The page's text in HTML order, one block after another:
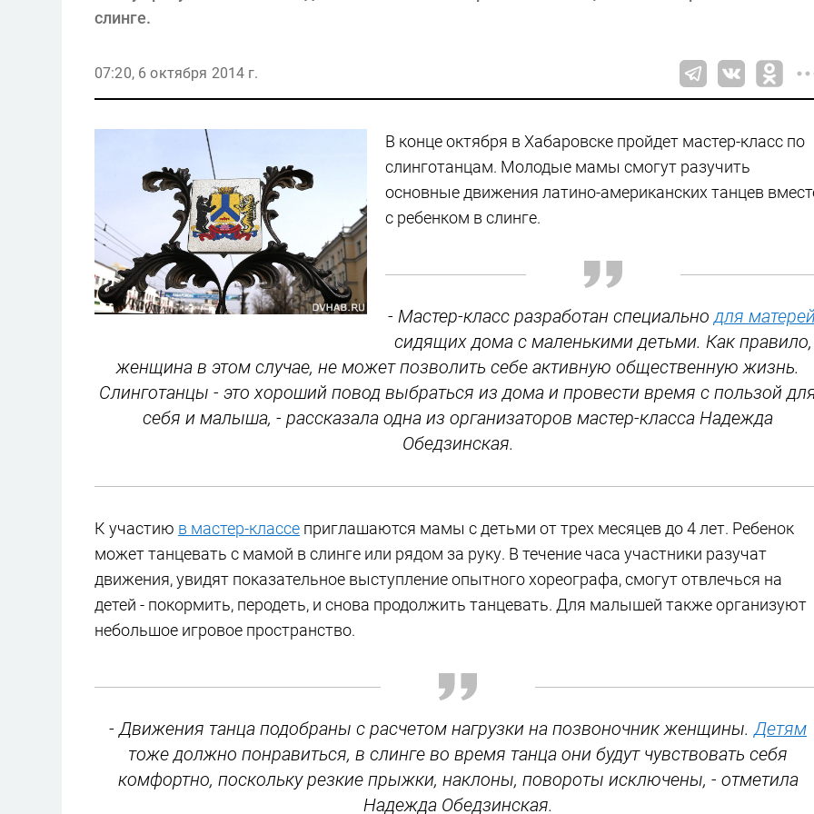
слинге.
07:20, 6 октября 2014 г.
В конце октября в Хабаровске пройдет мастер-класс по
слинготанцам. Молодые мамы смогут разучить
основные движения латино-американских танцев
с ребенком в слинге.
- Мастер-класс разработан специальнодля
сидящих дома с маленькими детьми. Как правило,
женщина в этом случае, не может позволить себе активную общественную жизнь.
Слинготанцы - это хороший повод выбраться из дома и провести время с пользой
себя и малыша, - рассказала одна из организаторов мастер-класса Надежда
Обедзинская.
К участию в мастер-классе приглашаются мамы с детьми от трех месяцев до 4 лет. Ребенок
может танцевать с мамой в слинге или рядом за руку. В течение часа участники разучат
движения, увидят показательное выступление опытного хореографа, смогут отвлечься на
детей - покормить, перодеть, и снова продолжить танцевать. Для малышей также организуют
небольшое игровое пространство.
- Движения танца подобраны с расчетом нагрузки на позвоночник женщины.Детям
тоже должно понравиться, в слинге во время танца они будут чувствовать себя
комфортно, поскольку резкие прыжки, наклоны, повороты исключены, - отметила
Надежда Обедзинская.